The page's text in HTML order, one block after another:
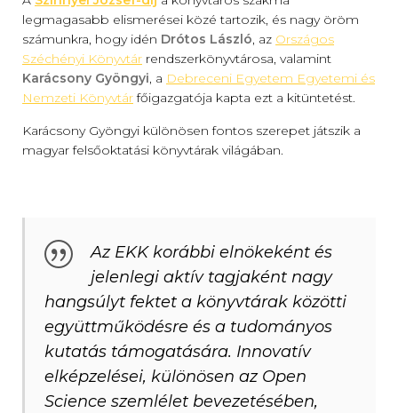
legmagasabb elismerései közé tartozik, és nagy öröm
számunkra, hogy idén Drótos László, az Országos
Széchényi Könyvtár rendszerkönyvtárosa, valamint
Karácsony Gyöngyi, a Debreceni Egyetem Egyetemi és
Nemzeti Könyvtárfőigazgatója kapta ezt a kitüntetést.
Karácsony Gyöngyi különösen fontos szerepet játszik a
magyar felsőoktatási könyvtárak világában.
Az EKK korábbi elnökeként és
jelenlegi aktív tagjaként nagy
hangsúlyt fektet a könyvtárak közötti
együttműködésre és a tudományos
kutatás támogatására. Innovatív
elképzelései, különösen az Open
Science szemlélet bevezetésében,